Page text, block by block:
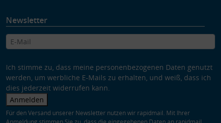
Newsletter
Ich stimme zu, dass meine personenbezogenen Daten genutzt
werden, um werbliche E-Mails zu erhalten, und weiß, dass ich
dies jederzeit widerrufen kann.
Anmelden
Für den Versand unserer Newsletter nutzen wir rapidmail. Mit Ihrer